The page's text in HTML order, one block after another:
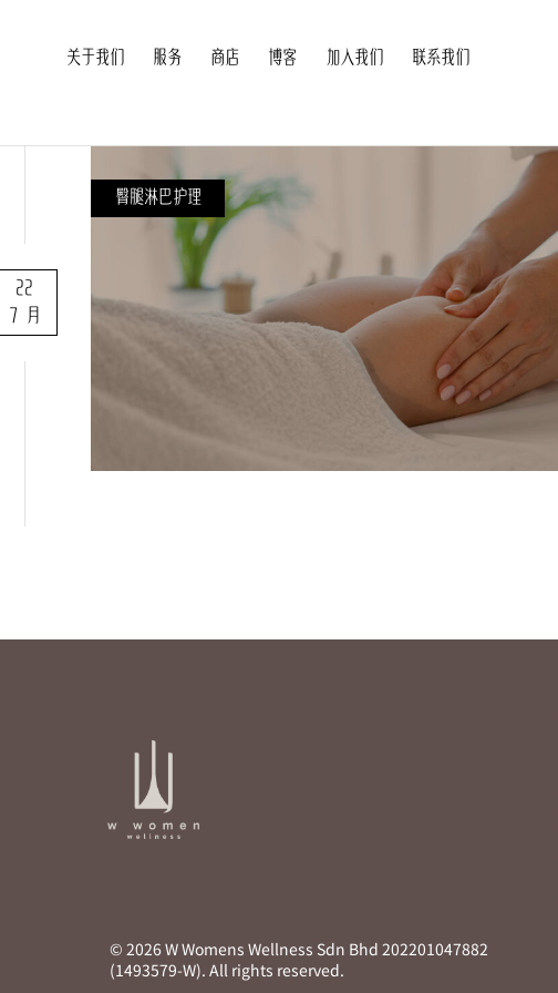
关于我们 服务 商店 博客 加入我们 联系我们
臀腿淋巴护理
22
7 月
© 2026 W Womens Wellness Sdn Bhd 202201047882
(1493579-W). All rights reserved.